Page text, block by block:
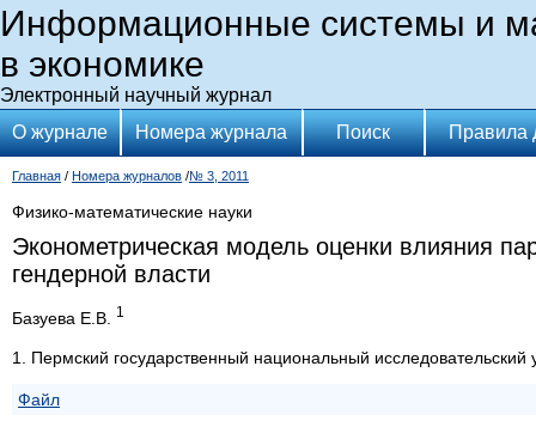
Информационные системы и
в экономике
Электронный научный журнал
О журнале
Номера журнала Поиск Правила
Главная / Номера журналов /№ 3, 2011
Физико-математические науки
Эконометрическая модель оценки влияния
гендерной власти
Базуева Е.В. 1
1. Пермский государственный национальный исследовательский
Файл